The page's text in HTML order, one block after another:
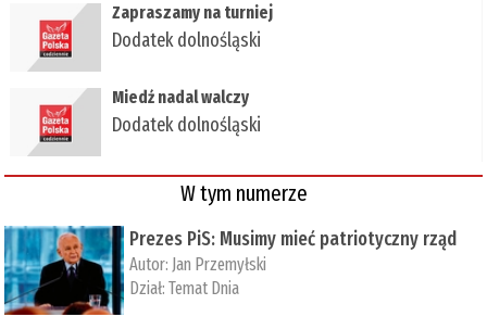
Zapraszamy na turniej
Dodatek dolnośląski
Miedź nadal walczy
Dodatek dolnośląski
W tym numerze
Prezes PiS: Musimy mieć patriotyczny rząd
Autor: Jan Przemyłski
Dział:Temat Dnia